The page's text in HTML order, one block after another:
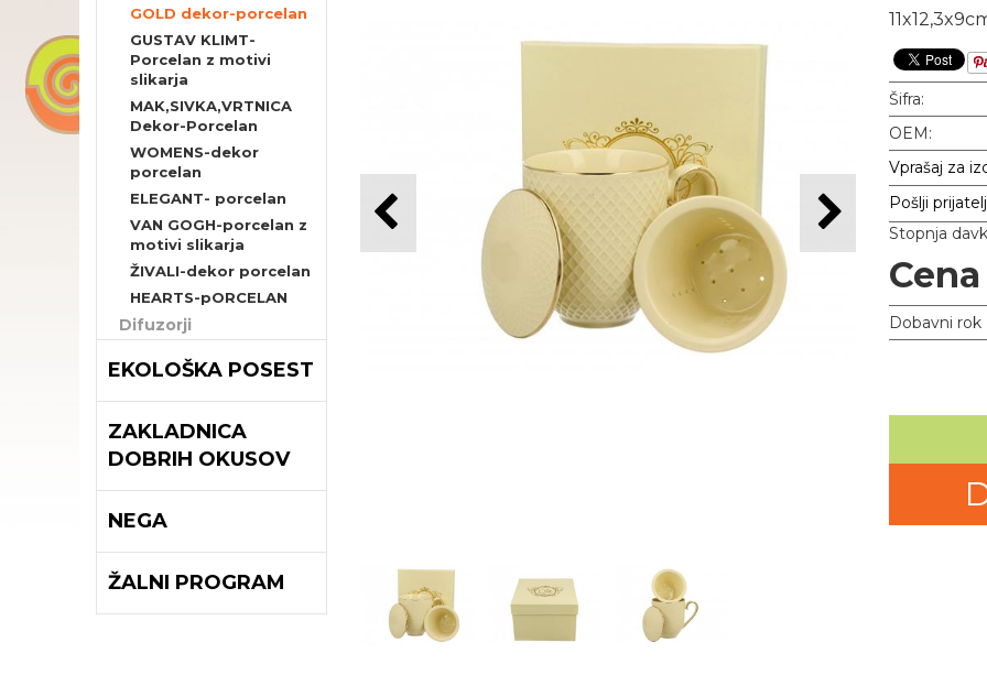
GOLD dekor-porcelan
GUSTAV KLIMT-
Porcelan z motivi
slikarja
MAK,SIVKA,VRTNICA
Dekor-Porcelan
WOMENS-dekor
porcelan
ELEGANT- porcelan
VAN GOGH-porcelan z
motivi slikarja
ŽIVALI-dekor porcelan
HEARTS-pORCELAN
Difuzorji
EKOLOŠKA POSEST
ZAKLADNICA
DOBRIH OKUSOV
NEGA
ŽALNI PROGRAM
Šifra:
OEM:
Vprašaj za
Pošlji
Stopnja
Dobavni rok